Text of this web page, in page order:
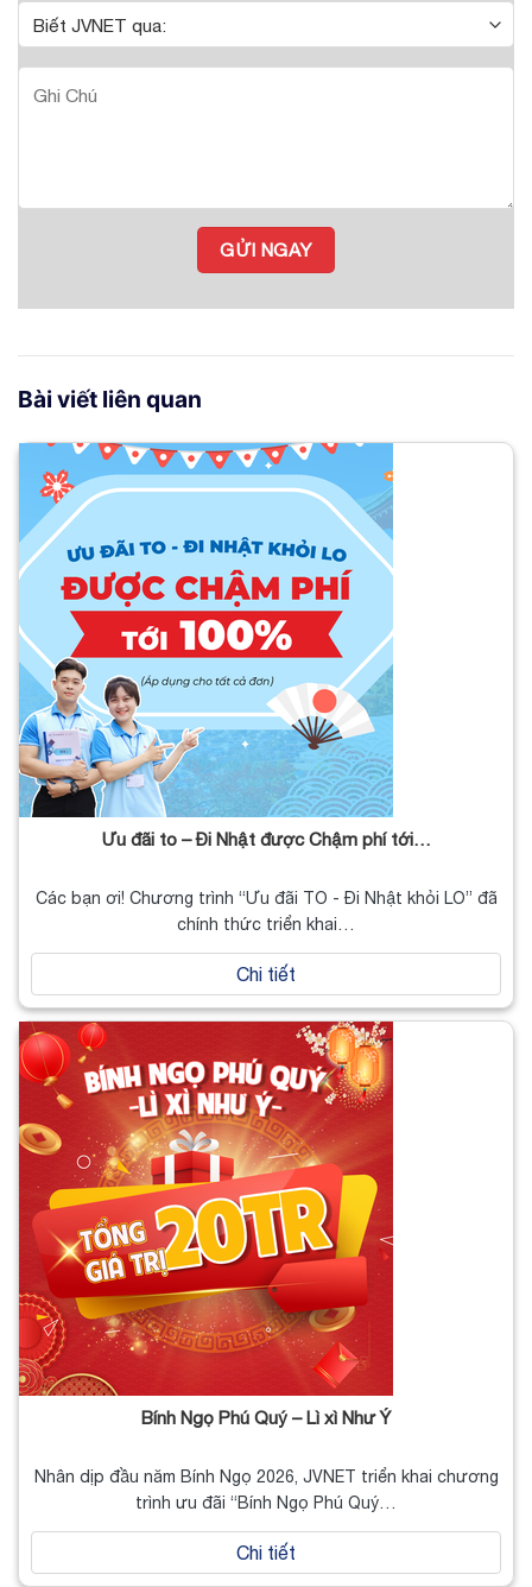
Bài viết liên quan
Ưu đãi to – Đi Nhật được Chậm phí tới…
Các bạn ơi! Chương trình “Ưu đãi TO - Đi Nhật khỏi LO” đã
chính thức triển khai…
Chi tiết
Bính Ngọ Phú Quý – Lì xì Như Ý
Nhân dịp đầu năm Bính Ngọ 2026, JVNET triển khai chương
trình ưu đãi “Bính Ngọ Phú Quý…
Chi tiết